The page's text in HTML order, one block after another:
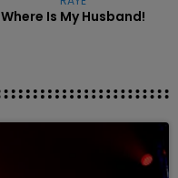
Where Is My Husband!